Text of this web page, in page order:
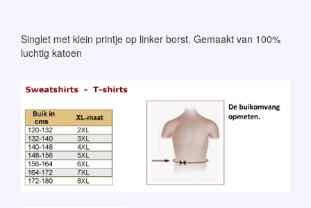
Singlet met klein printje op linker borst. Gemaakt van 100%
luchtig katoen